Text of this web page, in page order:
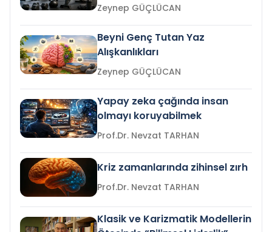
Zeynep GÜÇLÜCAN
Beyni Genç Tutan Yaz
Alışkanlıkları
Zeynep GÜÇLÜCAN
Yapay zeka çağında insan
olmayı koruyabilmek
Prof.Dr. Nevzat TARHAN
Kriz zamanlarında zihinsel zırh
Prof.Dr. Nevzat TARHAN
Klasik ve Karizmatik Modellerin